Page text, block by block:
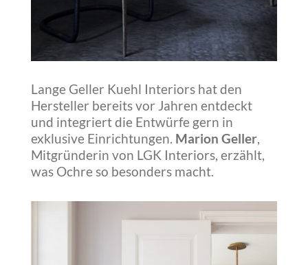
Lange Geller Kuehl Interiors hat den
Hersteller bereits vor Jahren entdeckt
und integriert die Entwürfe gern in
exklusive Einrichtungen. Marion Geller,
Mitgründerin von LGK Interiors, erzählt,
was Ochre so besonders macht.